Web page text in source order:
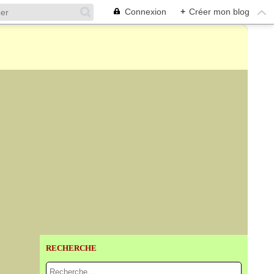
Connexion + Créer mon blog
RECHERCHE